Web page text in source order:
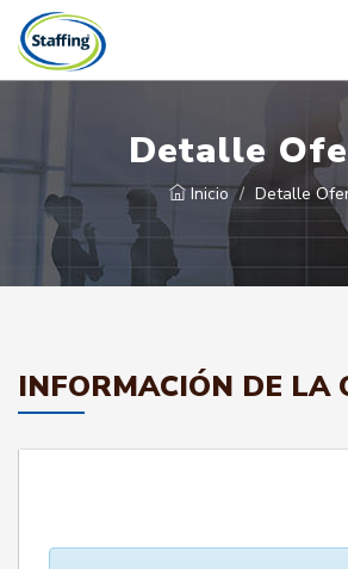
Detalle
Inicio Detalle
INFORMACIÓN DE LA